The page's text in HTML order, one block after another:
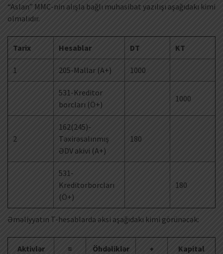
“Aslan” MMC-nin alışla bağlı muhasibat yazılışı aşağıdakı kimi
olmalıdır.
Tarix Hesablar DT KT
1 205-Mallar (A+) 1000
531-Kreditor
borcları (Ö+)
1000
2
162(245)-
Təxirəsalınmış
ƏDV akivi (A+)
180
531-
Kreditorborcları
(Ö+)
180
Əməliyyatın T-hesablarda əksi aşağıdakı kimi görünəcək:
Aktivlər = Öhdəliklər + Kapital